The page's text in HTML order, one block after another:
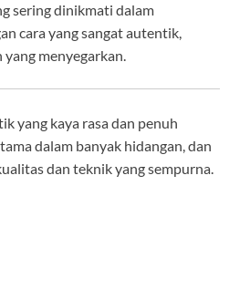
sering dinikmati dalam
cara yang sangat autentik,
menyegarkan.
yang kaya rasa dan penuh
dalam banyak hidangan, dan
dan teknik yang sempurna.